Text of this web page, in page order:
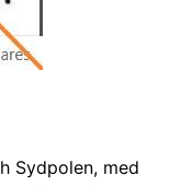
Sydpolen, med